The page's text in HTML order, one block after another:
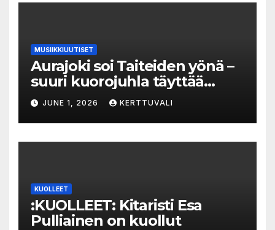
MUSIIKKIUUTISET
Aurajoki soi Taiteiden yönä –
suuri kuorojuhla täyttää
jokirannan musiikilla
JUNE 1, 2026 KERTTUVALI
KUOLLEET
:KUOLLEET: Kitaristi Esa
Pulliainen on kuollut